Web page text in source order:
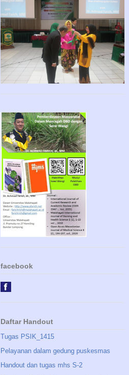
facebook
Daftar Handout
Tugas PSIK_1415
Pelayanan dalam gedung puskesmas
Handout dan tugas mhs S-2